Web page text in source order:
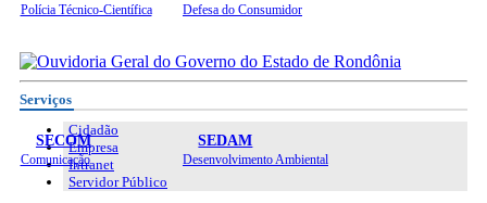
Polícia Técnico-Científica Defesa do Consumidor
SECOM
Comunicação
SEDAM
Desenvolvimento Ambiental
Serviços
Cidadão
Empresa
Intranet
Servidor Público